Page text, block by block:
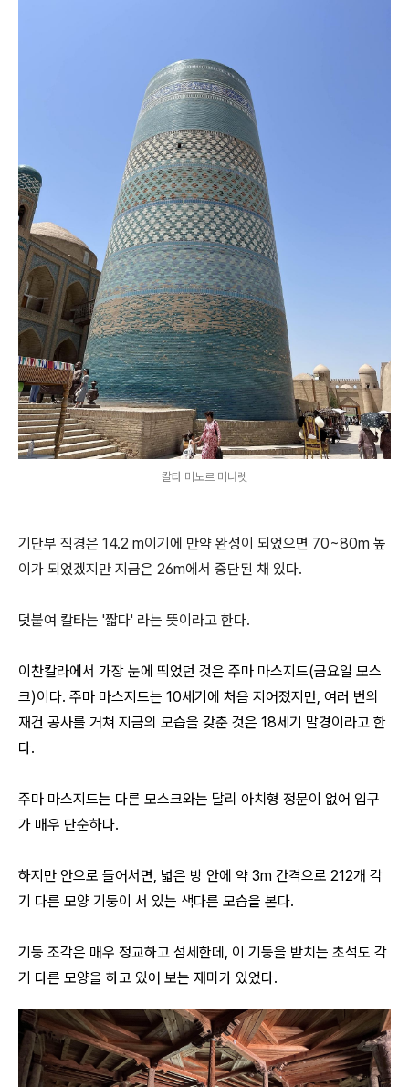
칼타 미노르 미나렛
기단부 직경은 14.2 m이기에 만약 완성이 되었으면 70~80m 높
이가 되었겠지만 지금은 26m에서 중단된 채 있다.
덧붙여 칼타는 '짧다' 라는 뜻이라고 한다.
이찬칼라에서 가장 눈에 띄었던 것은 주마 마스지드(금요일 모스
크)이다. 주마 마스지드는 10세기에 처음 지어졌지만, 여러 번의
재건 공사를 거쳐 지금의 모습을 갖춘 것은 18세기 말경이라고 한
다.
주마 마스지드는 다른 모스크와는 달리 아치형 정문이 없어 입구
가 매우 단순하다.
하지만 안으로 들어서면, 넓은 방 안에 약 3m 간격으로 212개 각
기 다른 모양 기둥이 서 있는 색다른 모습을 본다.
기둥 조각은 매우 정교하고 섬세한데, 이 기둥을 받치는 초석도 각
기 다른 모양을 하고 있어 보는 재미가 있었다.